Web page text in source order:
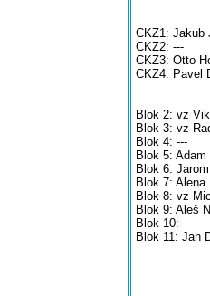
CKZ1: Jakub
CKZ2: ---
CKZ3: Otto
CKZ4: Pavel
Blok 2: vz
Blok 3: vz
Blok 4: ---
Blok 5:
Blok 6:
Blok 7: Alena
Blok 8: vz
Blok 9: Aleš
Blok 10: ---
Blok 11: Jan